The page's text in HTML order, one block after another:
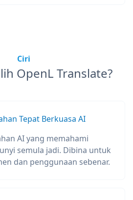
Ciri
OpenL Translate?
Tepat Berkuasa AI
AI yang memahami
semula jadi. Dibina untuk
dan penggunaan sebenar.